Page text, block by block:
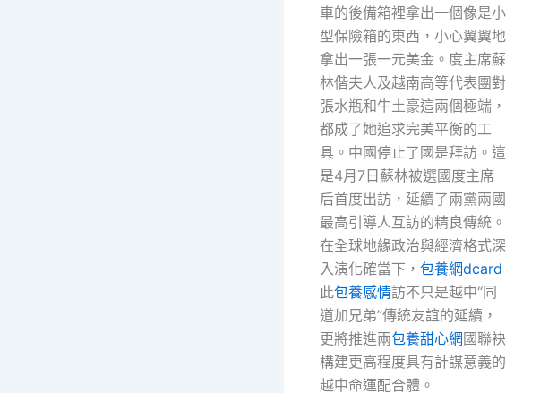
車的後備箱裡拿出一個像是小
型保險箱的東西，小心翼翼地
拿出一張一元美金。度主席蘇
林偕夫人及越南高等代表團對
張水瓶和牛土豪這兩個極端，
都成了她追求完美平衡的工
具。中國停止了國是拜訪。這
是4月7日蘇林被選國度主席
后首度出訪，延續了兩黨兩國
最高引導人互訪的精良傳統。
在全球地緣政治與經濟格式深
入演化確當下， 包養網dcard
此包養感情訪不只是越中“同
道加兄弟”傳統友誼的延續，
更將推進兩包養甜心網國聯袂
構建更高程度具有計謀意義的
越中命運配合體。